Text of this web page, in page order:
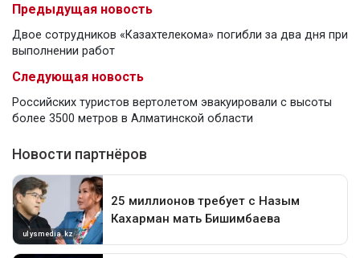
Предыдущая новость
Двое сотрудников «Казахтелекома» погибли за два дня при
выполнении работ
Следующая новость
Российских туристов вертолетом эвакуировали с высоты
более 3500 метров в Алматинской области